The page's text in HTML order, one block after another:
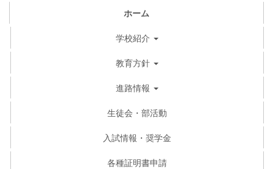
ホーム
学校紹介
教育方針
進路情報
生徒会・部活動
入試情報・奨学金
各種証明書申請